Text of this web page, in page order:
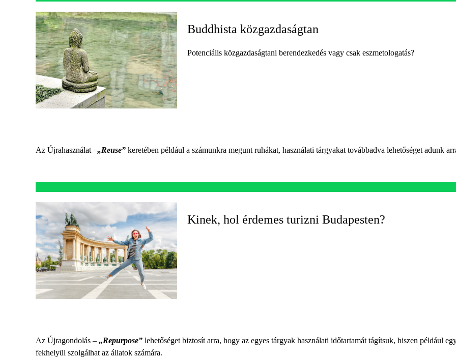
Buddhista közgazdaságtan
Potenciális közgazdaságtani berendezkedés vagy csak eszmetologatás?
Az Újrahasználat –„Reuse” keretében például a számunkra megunt ruhákat, használati tárgyakat továbbadva lehetőséget adunk
Kinek, hol érdemes turizni Budapesten?
Az Újragondolás – „Repurpose” lehetőséget biztosít arra, hogy az egyes tárgyak használati időtartamát tágítsuk, hiszen például
fekhelyül szolgálhat az állatok számára.